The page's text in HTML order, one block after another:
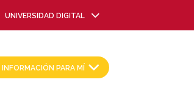
UNIVERSIDAD DIGITAL
INFORMACIÓN PARA MÍ